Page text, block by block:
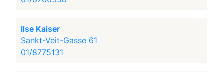
Ilse Kaiser
Sankt-Veit-Gasse 61
01/8775131